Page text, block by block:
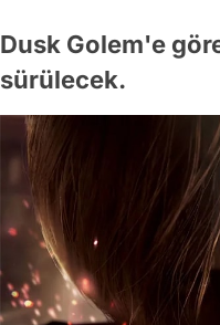
Dusk Golem'e
sürülecek.